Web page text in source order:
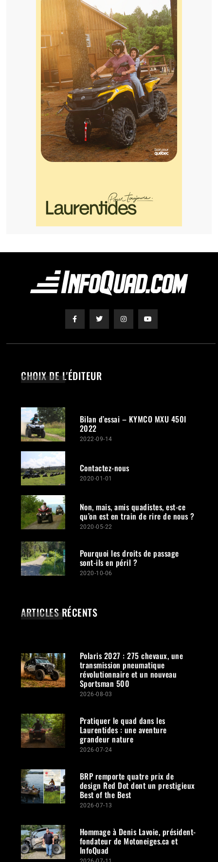
CHOIX DE L'ÉDITEUR
Bilan d’essai – KYMCO MXU 450I
2022
2022-09-14
Contactez-nous
2020-01-01
Non, mais, amis quadistes, est-ce
qu’on est en train de rire de nous ?
2020-05-22
Pourquoi les droits de passage
sont-ils en péril ?
2020-10-06
ARTICLES RÉCENTS
Polaris 2027 : 275 chevaux, une
transmission pneumatique
révolutionnaire et un nouveau
Sportsman 500
2026-08-03
Pratiquer le quad dans les
Laurentides : une aventure
grandeur nature
2026-07-24
BRP remporte quatre prix de
design Red Dot dont un prestigieux
Best of the Best
2026-07-13
Hommage à Denis Lavoie, président-
fondateur de Motoneiges.ca et
InfoQuad